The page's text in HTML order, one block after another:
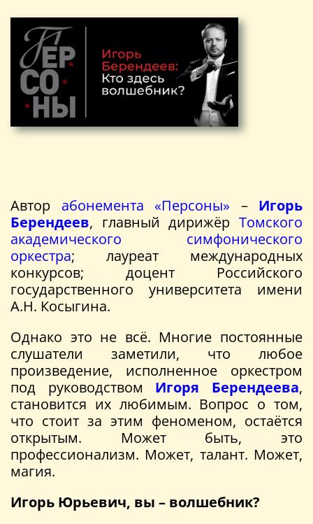
Автор абонемента «Персоны» – Игорь
Берендеев, главный дирижёр Томского
академического симфонического
оркестра; лауреат международных
конкурсов; доцент Российского
государственного университета имени
А.Н. Косыгина.
Однако это не всё. Многие постоянные
слушатели заметили, что любое
произведение, исполненное оркестром
под руководством Игоря Берендеева,
становится их любимым. Вопрос о том,
что стоит за этим феноменом, остаётся
открытым. Может быть, это
профессионализм. Может, талант. Может,
магия.
Игорь Юрьевич, вы – волшебник?